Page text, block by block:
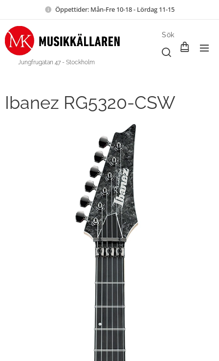
Öppettider: Mån-Fre 10-18 - Lördag 11-15
Jungfrugatan 47 - Stockholm
Sök
Ibanez RG5320-CSW